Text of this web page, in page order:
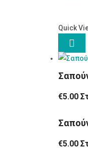
Quick

€5.00
€5.00